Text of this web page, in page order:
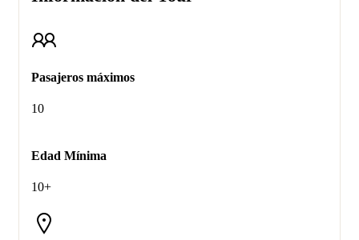
Pasajeros máximos
10
Edad Mínima
10+